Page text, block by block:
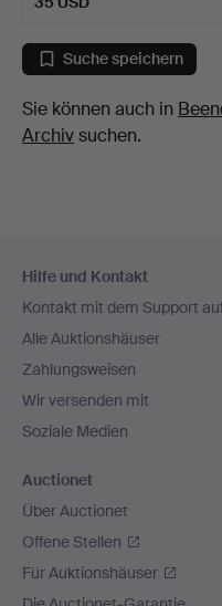
Suche speichern
Sie können auch in
Archivsuchen.
Navigation
Hilfe und Kontakt
Kontakt mit dem Support
Alle Auktionshäuser
Zahlungsweisen
Wir versenden mit
Soziale Medien
Auctionet
Über Auctionet
Offene Stellen
Für Auktionshäuser